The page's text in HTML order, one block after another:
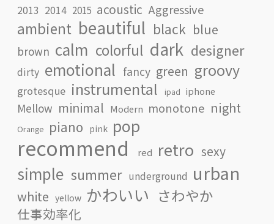
2013 2014 2015 acoustic Aggressive
ambient beautiful black blue
brown calm colorful dark designer
dirty emotional fancy green groovy
grotesque instrumental ipad iphone
Mellow minimal Modern monotone night
Orange piano pink pop
recommend red retro sexy
simple summer underground urban
white yellow かわいい さわやか
仕事効率化